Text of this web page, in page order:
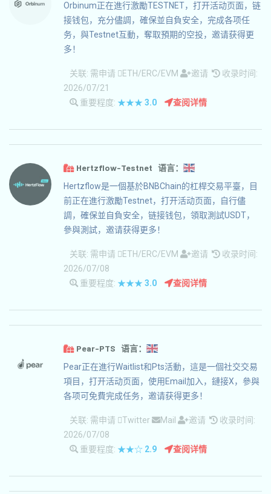
Orbinum正在進行激勵TESTNET，打开活动页面，链
接钱包，充分儘調，確保並自負安全，完成各项任
务，與Testnet互動，奪取預期的空投，邀请获得更
多！
关联: 需申请 ETH/ERC/EVM 邀请
收录时间:
2026/07/21
重要程度: ★★★ 3.0 查阅详情
Hertzflow-Testnet 语言：
Hertzflow是一個基於BNBChain的杠桿交易平臺，目
前正在進行激勵Testnet，打开活动页面，自行儘
調，確保並自負安全，链接钱包，領取測試USDT，
參與測試，邀请获得更多！
关联: 需申请 ETH/ERC/EVM 邀请
收录时间:
2026/07/08
重要程度: ★★★ 3.0 查阅详情
Pear-PTS 语言：
Pear正在進行Waitlist和Pts活動，這是一個社交交易
項目，打开活动页面，使用Email加入，鏈接X，參與
各项可免費完成任务，邀请获得更多！
关联: 需申请 Twitter Mail 邀请
收录时间:
2026/07/08
重要程度: ★★☆ 2.9 查阅详情